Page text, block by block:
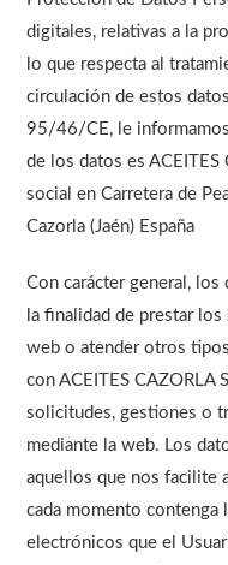
digitales, relativas a la
lo que respecta al
circulación de estos
95/46/CE, le
de los datos es
social en Carretera de
Cazorla (Jaén) España
Con carácter general,
la finalidad de prestar
web o atender otros
con ACEITES CAZORLA
solicitudes, gestiones o
mediante la web. Los
aquellos que nos facilite
cada momento contenga
electrónicos que el